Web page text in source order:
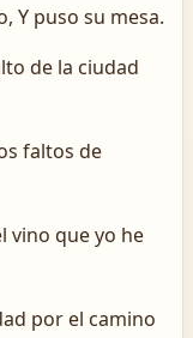
Y puso su mesa.
de la ciudad
faltos de
vino que yo he
por el camino